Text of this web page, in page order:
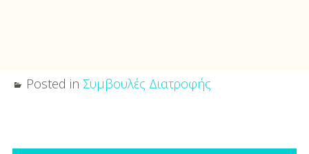
Posted in Συμβουλές Διατροφής